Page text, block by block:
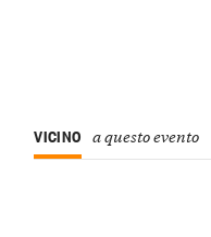
VICINO a questo evento